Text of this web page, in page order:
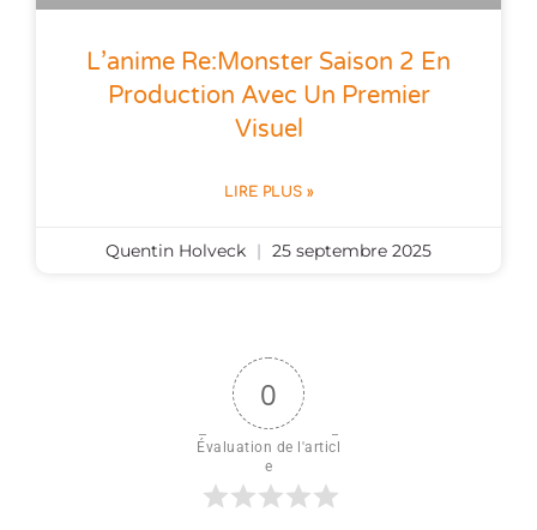
L’anime Re:Monster Saison 2 En
Production Avec Un Premier
Visuel
LIRE PLUS »
Quentin Holveck 25 septembre 2025
0
Évaluation de l'articl
e